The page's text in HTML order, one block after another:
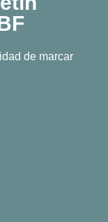
de marcar